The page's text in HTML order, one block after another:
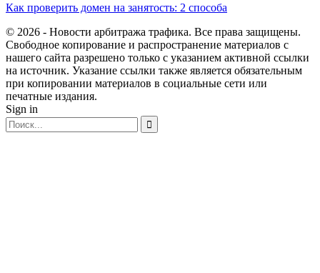
Как проверить домен на занятость: 2 способа
© 2026 - Новости арбитража трафика. Все права защищены.
Свободное копирование и распространение материалов с
нашего сайта разрешено только с указанием активной ссылки
на источник. Указание ссылки также является обязательным
при копировании материалов в социальные сети или
печатные издания.
Sign in